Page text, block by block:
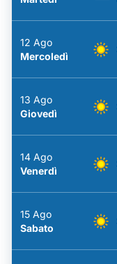
12 Ago
Mercoledì
13 Ago
Giovedì
14 Ago
Venerdì
15 Ago
Sabato